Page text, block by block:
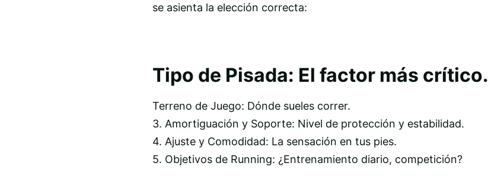
se asienta la elección correcta:
Tipo de Pisada: El factor más crítico.
Terreno de Juego: Dónde sueles correr.
3. Amortiguación y Soporte: Nivel de protección y estabilidad.
4. Ajuste y Comodidad: La sensación en tus pies.
5. Objetivos de Running: ¿Entrenamiento diario, competición?